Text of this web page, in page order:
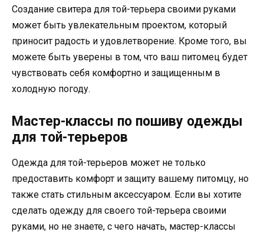
Создание свитера для той-терьера своими руками
может быть увлекательным проектом, который
приносит радость и удовлетворение. Кроме того, вы
можете быть уверены в том, что ваш питомец будет
чувствовать себя комфортно и защищенным в
холодную погоду.
Мастер-классы по пошиву одежды
для той-терьеров
Одежда для той-терьеров может не только
предоставить комфорт и защиту вашему питомцу, но
также стать стильным аксессуаром. Если вы хотите
сделать одежду для своего той-терьера своими
руками, но не знаете, с чего начать, мастер-классы